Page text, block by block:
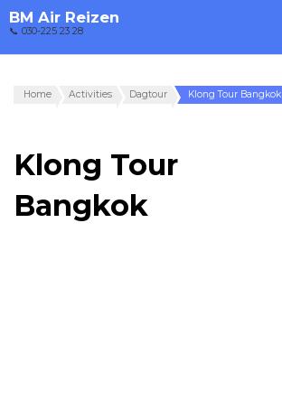
BM Air Reizen
📞 030-225 23 28
Home Activities Dagtour Klong Tour Bangkok
Klong Tour
Bangkok